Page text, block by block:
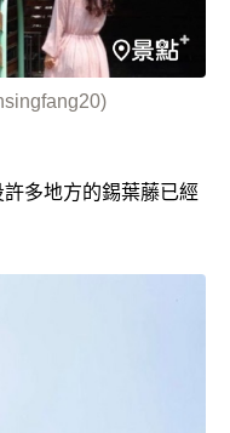
多地方的錫葉藤已經